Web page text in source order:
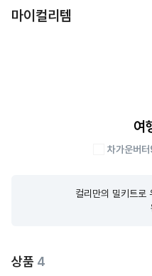
마이컬리템
여
차가운버
컬리만의 밀키트로
상품 4